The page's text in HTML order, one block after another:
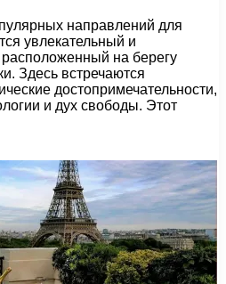
направлений для
увлекательный и
на берегу
Здесь встречаются
достопримечательности,
и дух свободы. Этот